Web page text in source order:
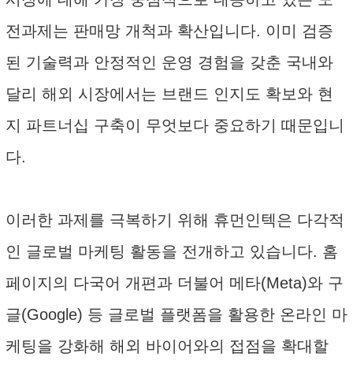
전과제는 판매망 개척과 확산입니다. 이미 검증
된 기술력과 안정적인 운영 경험을 갖춘 국내와
달리 해외 시장에서는 브랜드 인지도 확보와 현
지 파트너십 구축이 무엇보다 중요하기 때문입니
다.
이러한 과제를 극복하기 위해 휴먼인텍은 다각적
인 글로벌 마케팅 활동을 전개하고 있습니다. 홈
페이지의 다국어 개편과 더불어 메타(Meta)와 구
글(Google) 등 글로벌 플랫폼을 활용한 온라인 마
케팅을 강화해 해외 바이어와의 접점을 확대할